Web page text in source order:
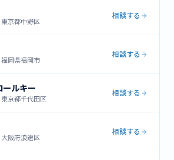
東京都中野区
相談する
福岡県福岡市
相談する
ールキー
東京都千代田区
相談する
大阪府浪速区
相談する